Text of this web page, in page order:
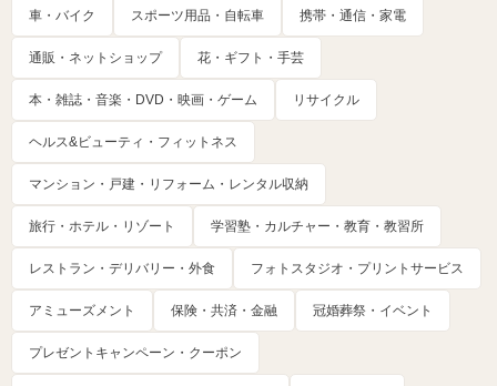
車・バイク スポーツ用品・自転車 携帯・通信・家電
通販・ネットショップ 花・ギフト・手芸
本・雑誌・音楽・DVD・映画・ゲーム リサイクル
ヘルス&ビューティ・フィットネス
マンション・戸建・リフォーム・レンタル収納
旅行・ホテル・リゾート 学習塾・カルチャー・教育・教習所
レストラン・デリバリー・外食 フォトスタジオ・プリントサービス
アミューズメント 保険・共済・金融 冠婚葬祭・イベント
プレゼントキャンペーン・クーポン